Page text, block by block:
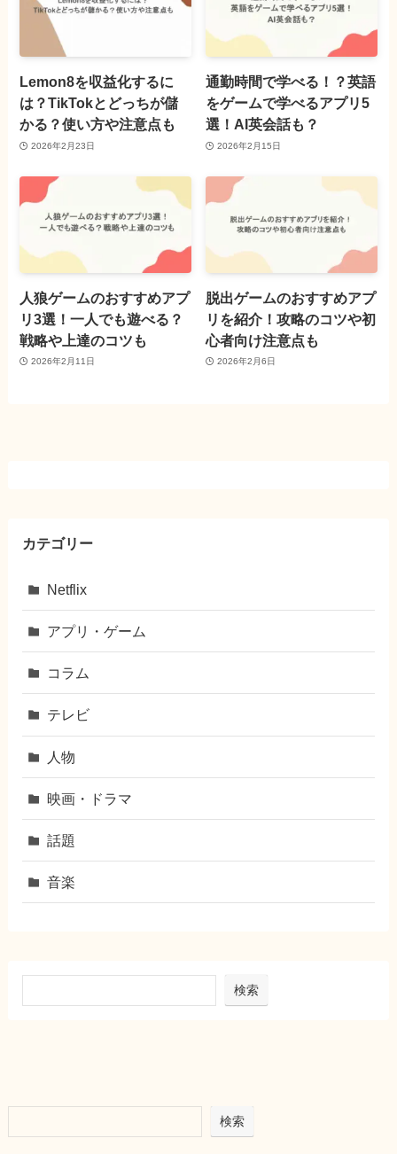
Lemon8を収益化するに
は？TikTokとどっちが儲
かる？使い方や注意点も
2026年2月23日
通勤時間で学べる！？英語
をゲームで学べるアプリ5
選！AI英会話も？
2026年2月15日
人狼ゲームのおすすめアプ
リ3選！一人でも遊べる？
戦略や上達のコツも
2026年2月11日
脱出ゲームのおすすめアプ
リを紹介！攻略のコツや初
心者向け注意点も
2026年2月6日
カテゴリー
Netflix
アプリ・ゲーム
コラム
テレビ
人物
映画・ドラマ
話題
音楽
検索
検索